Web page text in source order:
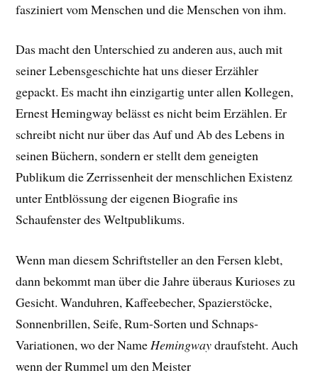
fasziniert vom Menschen und die Menschen von ihm.
Das macht den Unterschied zu anderen aus, auch mit
seiner Lebensgeschichte hat uns dieser Erzähler
gepackt. Es macht ihn einzigartig unter allen Kollegen,
Ernest Hemingway belässt es nicht beim Erzählen. Er
schreibt nicht nur über das Auf und Ab des Lebens in
seinen Büchern, sondern er stellt dem geneigten
Publikum die Zerrissenheit der menschlichen Existenz
unter Entblössung der eigenen Biografie ins
Schaufenster des Weltpublikums.
Wenn man diesem Schriftsteller an den Fersen klebt,
dann bekommt man über die Jahre überaus Kurioses zu
Gesicht. Wanduhren, Kaffeebecher, Spazierstöcke,
Sonnenbrillen, Seife, Rum-Sorten und Schnaps-
Variationen, wo der NameHemingwaydraufsteht. Auch
wenn der Rummel um den Meister